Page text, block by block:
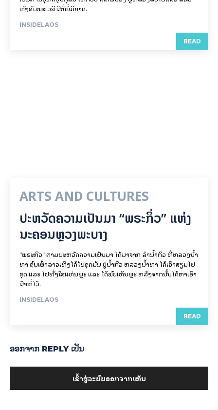
ທັງສັມພະເວສີ ຜີທີ່ບໍ່ມີຍາດ.
INSIDELAOS
READ
ARTS AND CULTURES
ປະຫວັດຄວາມເປັນມາ “ພຣະກິ່ວ” ແຫ່ງ
ນະຄອນຫຼວງພະບາງ
"ພຣະກິວ" ຕາມປະຫວັດຄວາມເປັນມາ ໄດ້ມາຈາກ ລຳນ້ຳກິວ ທີ່ຫລວງນ້ຳ
ທາ ຊົນເຜົ່າລາວເທິງໄດ້ໄປຂຸດມັນ ຢູ່ນ້ຳກິວ ຫລວງນ້ຳທາ ໄດ້ເອົາສຽມໄປ
ຂຸດ ແລະ ໄປທັ່ງໃສ່ແທ່ນພຼະ ແລະ ໄດ້ພົບເຫັນພຼະ ຫລັງຈາກນັ້ນໄດ້ຫາເອົາ
ຜ້າຫໍ່ໄວ້.
INSIDELAOS
READ
ອອກ​ຈາກ REPLY ເປັນ
ເຂົ້າ​ສູ່​ລະ​ບົບ​ອອກ​ຈາກ​ເຫັນ